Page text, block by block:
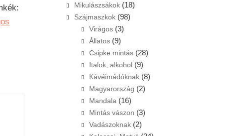
Mikulászsákok (18)
Szájmaszkok (98)
Virágos (3)
Állatos (9)
Csipke mintás (28)
Italok, alkohol (9)
Kávéimádóknak (8)
Magyarország (2)
Mandala (16)
Mintás vászon (3)
Vadászoknak (2)